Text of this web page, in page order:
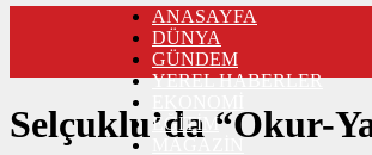
TRAFİK DURUMU
NÖBETÇİ ECZANELER
CANLI SONUÇLAR
BURÇLAR
İLETİŞİM
ANASAYFA
DÜNYA
GÜNDEM
YEREL HABERLER
EĞİTİM
Selçuklu’da “Okur-